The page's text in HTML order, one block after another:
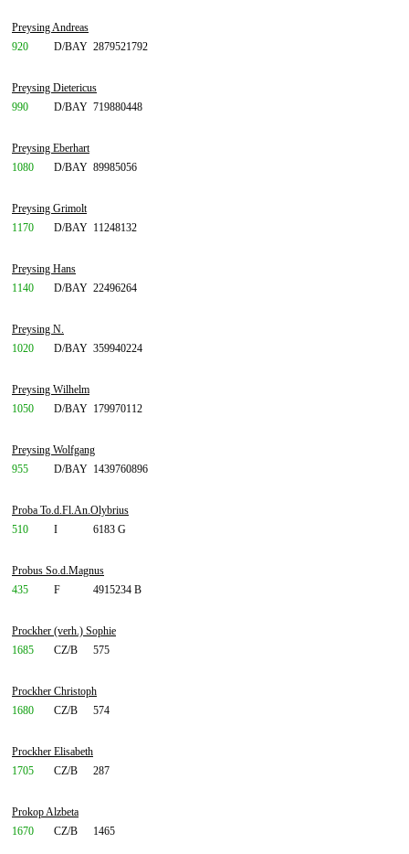
Preysing Andreas
920
D/BAY 2879521792
Preysing Dietericus
990
D/BAY 719880448
Preysing Eberhart
1080
D/BAY 89985056
Preysing Grimolt
1170
D/BAY 11248132
Preysing Hans
1140
D/BAY 22496264
Preysing N.
1020
D/BAY 359940224
Preysing Wilhelm
1050
D/BAY 179970112
Preysing Wolfgang
955
D/BAY 1439760896
Proba To.d.Fl.An.Olybrius
510
I 6183 G
Probus So.d.Magnus
435
F 4915234 B
Prockher (verh.) Sophie
1685
CZ/B 575
Prockher Christoph
1680
CZ/B 574
Prockher Elisabeth
1705
CZ/B 287
Prokop Alzbeta
1670
CZ/B 1465